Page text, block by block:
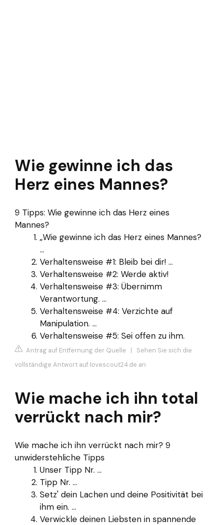
Wie gewinne ich das
Herz eines Mannes?
9 Tipps: Wie gewinne ich das Herz eines
Mannes?
„Wie gewinne ich das Herz eines Mannes?
...
Verhaltensweise #1: Bleib bei dir! ...
Verhaltensweise #2: Werde aktiv!
Verhaltensweise #3: Übernimm
Verantwortung. ...
Verhaltensweise #4: Verzichte auf
Manipulation. ...
Verhaltensweise #5: Sei offen zu ihm.
Antrag auf Entfernung der Quelle | Sehen Sie sich die
vollständige Antwort auf lovescout24.de an
Wie mache ich ihn total
verrückt nach mir?
Wie mache ich ihn verrückt nach mir? 9
unwiderstehliche Tipps
Unser Tipp Nr. ...
Tipp Nr. ...
Setz' dein Lachen und deine Positivität bei
ihm ein. ...
Verwickle deinen Liebsten in spannende